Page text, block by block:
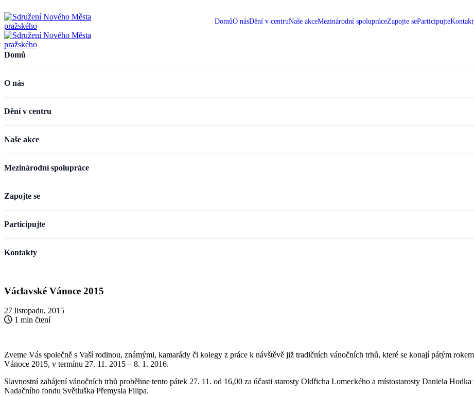
DomůO násDění v centruNaše akceMezinárodní spolupráceZapojte seParticipujte
Domů
O nás
Dění v centru
Naše akce
Mezinárodní spolupráce
Zapojte se
Participujte
Kontakty
Václavské Vánoce 2015
27 listopadu, 2015
1 min čtení
Zveme Vás společně s Vaší rodinou, známými, kamarády či kolegy z práce k návštěvě již tradičních vánočních trhů, které se konají pátým
Vánoce 2015, v termínu 27. 11. 2015 – 8. 1. 2016.
Slavnostní zahájení vánočních trhů proběhne tento pátek 27. 11. od 16,00 za účasti starosty Oldřicha Lomeckého a místostarosty Daniela
Nadačního fondu Světluška Přemysla Filipa.